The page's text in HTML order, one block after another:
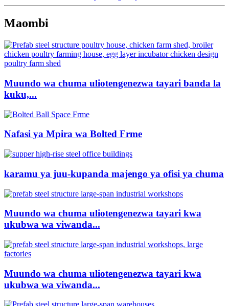
Maombi
Muundo wa chuma uliotengenezwa tayari banda la
kuku,...
Nafasi ya Mpira wa Bolted Frme
karamu ya juu-kupanda majengo ya ofisi ya chuma
Muundo wa chuma uliotengenezwa tayari kwa
ukubwa wa viwanda...
Muundo wa chuma uliotengenezwa tayari kwa
ukubwa wa viwanda...